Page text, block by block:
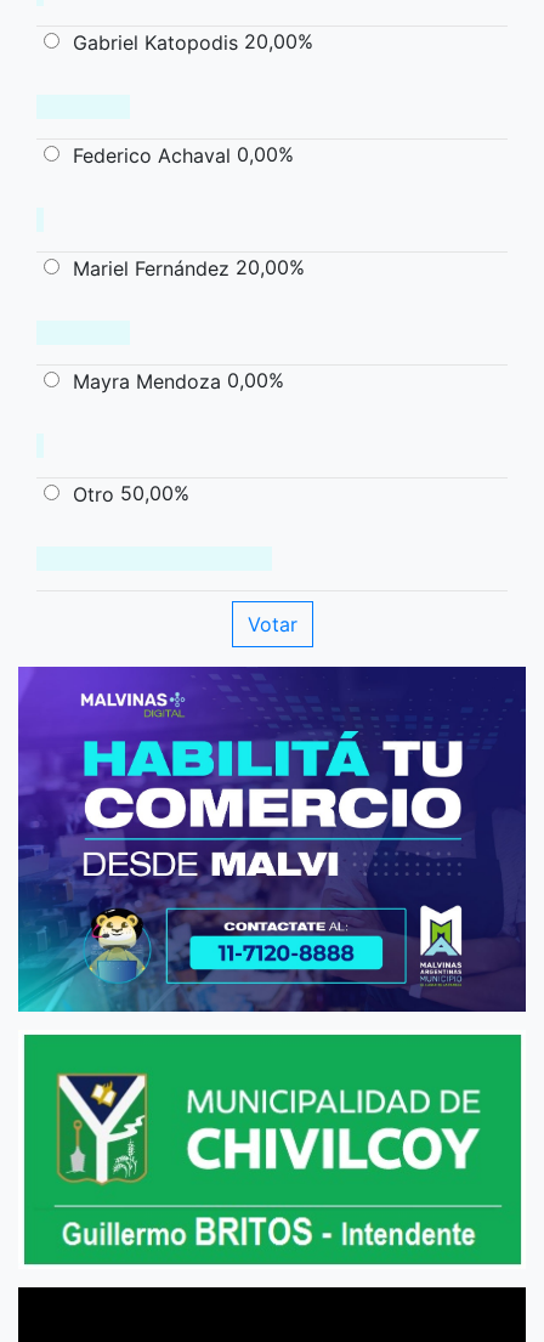
Gabriel Katopodis 20,00%
Federico Achaval 0,00%
Mariel Fernández 20,00%
Mayra Mendoza 0,00%
Otro 50,00%